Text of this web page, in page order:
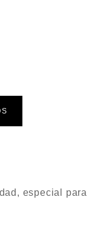
especial para